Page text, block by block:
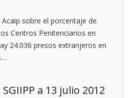
sobre el porcentaje de
Centros Penitenciarios en
24.036 presos extranjeros en
a 13 julio 2012